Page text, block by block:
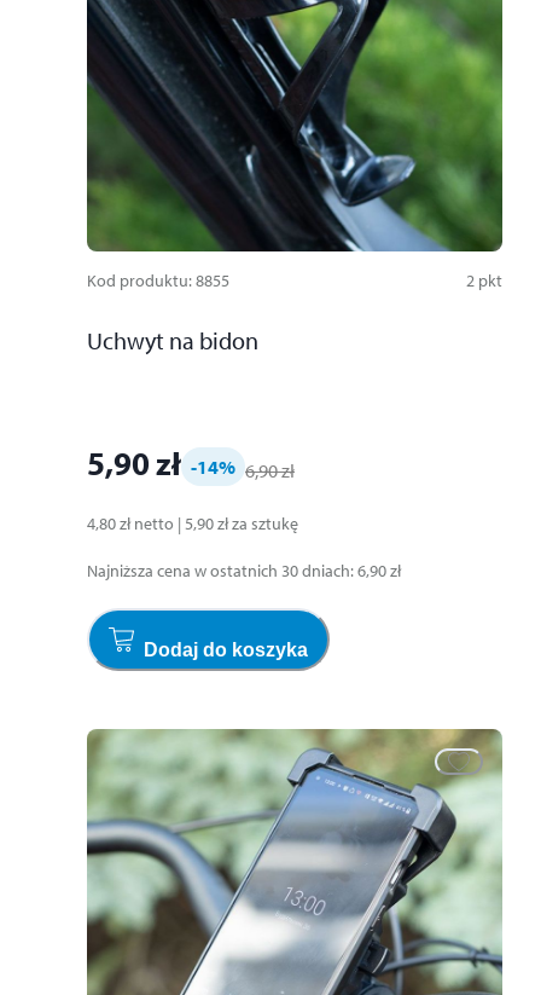
Kod produktu:8855 2 pkt
Uchwyt na bidon
5,90 zł -14% 6,90 zł
4,80 zł netto | 5,90 złza sztukę
Najniższa cena w ostatnich 30 dniach:6,90 zł
Dodaj do koszyka